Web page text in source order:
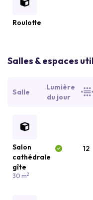
Roulotte
Salles & espaces
Salle
Lumière
du jour
Salon
cathédrale
gîte
30 m2
12